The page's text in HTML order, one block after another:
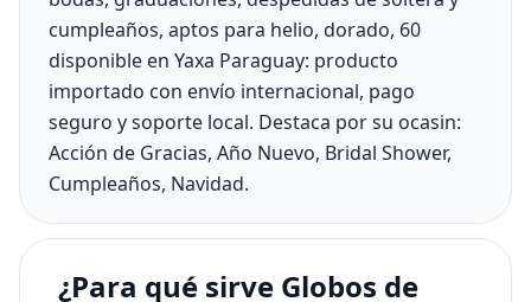
cumpleaños, aptos para helio, dorado, 60
disponible en Yaxa Paraguay: producto
importado con envío internacional, pago
seguro y soporte local. Destaca por su ocasin:
Acción de Gracias, Año Nuevo, Bridal Shower,
Cumpleaños, Navidad.
¿Para qué sirve Globos de